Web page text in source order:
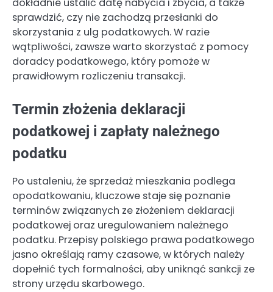
dokładnie ustalić datę nabycia i zbycia, a także
sprawdzić, czy nie zachodzą przesłanki do
skorzystania z ulg podatkowych. W razie
wątpliwości, zawsze warto skorzystać z pomocy
doradcy podatkowego, który pomoże w
prawidłowym rozliczeniu transakcji.
Termin złożenia deklaracji
podatkowej i zapłaty należnego
podatku
Po ustaleniu, że sprzedaż mieszkania podlega
opodatkowaniu, kluczowe staje się poznanie
terminów związanych ze złożeniem deklaracji
podatkowej oraz uregulowaniem należnego
podatku. Przepisy polskiego prawa podatkowego
jasno określają ramy czasowe, w których należy
dopełnić tych formalności, aby uniknąć sankcji ze
strony urzędu skarbowego.